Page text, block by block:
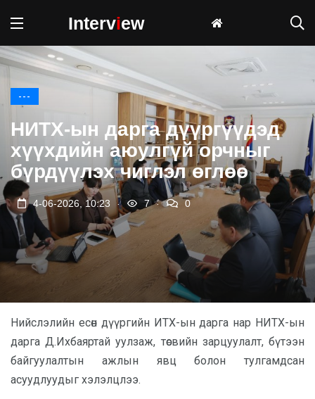
Interview
---
НИТХ-ын дарга дүүргүүдэд
хүүхдийн аюулгүй орчныг
бүрдүүлэх чиглэл өглөө
4-06-2026, 10:23 . 7 . 0
Нийслэлийн есөн дүүргийн ИТХ-ын дарга нар НИТХ-ын
дарга Д.Ихбаяртай уулзаж, төсвийн зарцуулалт, бүтээн
байгуулалтын ажлын явц болон тулгамдсан
асуудлуудыг хэлэлцлээ.